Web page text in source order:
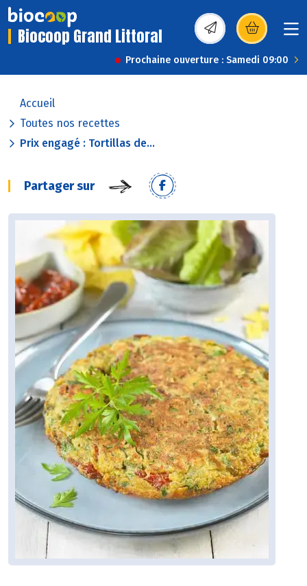
Biocoop Grand Littoral (s’ouvre dans une
Prochaine ouverture : Samedi 09:00
Accueil
Toutes nos recettes
Prix engagé : Tortillas de...
Partager sur